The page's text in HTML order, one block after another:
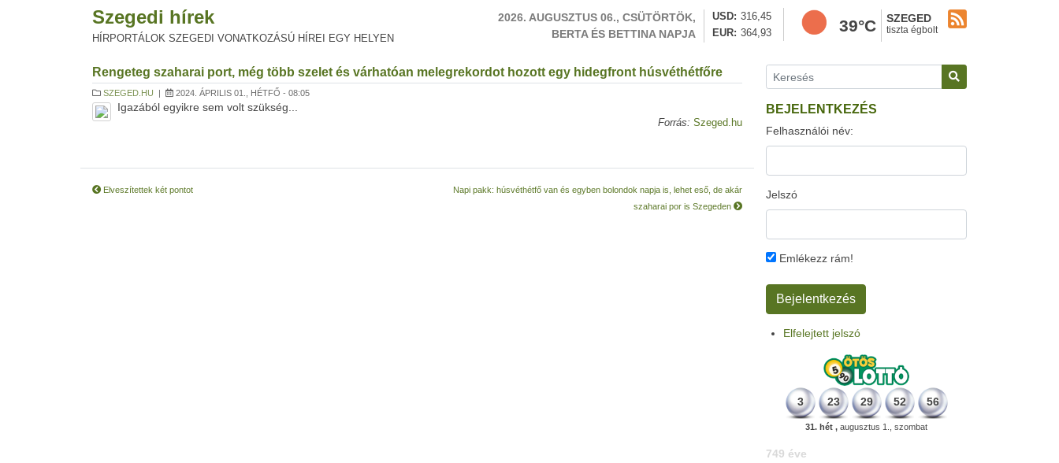
Szegedi hírek
HÍRPORTÁLOK SZEGEDI VONATKOZÁSÚ HÍREI EGY HELYEN
2026. AUGUSZTUS 06., CSÜTÖRTÖK,
BERTA ÉS BETTINA NAPJA
USD
316,45
EUR
364,93 39°C SZEGED
tiszta égbolt
Rengeteg szaharai port, még több szelet és várhatóan melegrekordot hozott egy hidegfront húsvéthétfőre
SZEGED.HU | 2024. ÁPRILIS 01., HÉTFŐ - 08:05
Igazából egyikre sem volt szükség...
Forrás: Szeged.hu
Elveszítettek két pontot
Napi pakk: húsvéthétfő van és egyben bolondok napja is, lehet eső, de akár
szaharai por is Szegeden
BEJELENTKEZÉS
Felhasználói név:
Jelszó
Emlékezz rám!
Elfelejtett jelszó
3 23 29 52 56
31. hét , augusztus 1., szombat
498 éve